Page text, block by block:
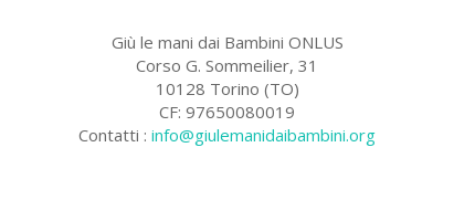
Giù le mani dai Bambini ONLUS
Corso G. Sommeilier, 31
10128 Torino (TO)
CF: 97650080019
Contatti :info@giulemanidaibambini.org